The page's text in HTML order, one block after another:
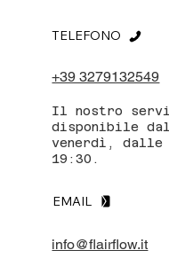
+39 3279132549
TELEFONO
Il nostro
disponibile
venerdì, dalle
19:30.
EMAIL
info@flairflow.it